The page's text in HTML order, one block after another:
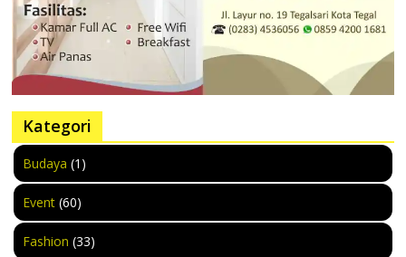
Kategori
Budaya (1)
Event (60)
Fashion (33)